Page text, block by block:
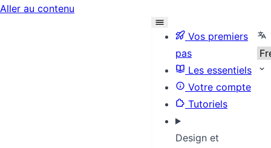
Aller au contenu
Vos premiers
pas
Les essentiels
Votre compte
Tutoriels
Design et